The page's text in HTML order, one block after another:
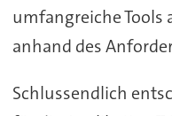
umfangreiche Tools
anhand des
Schlussendlich